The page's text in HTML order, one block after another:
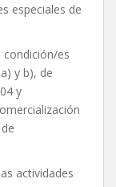
especiales de
condición/es
y b), de
y
actividades